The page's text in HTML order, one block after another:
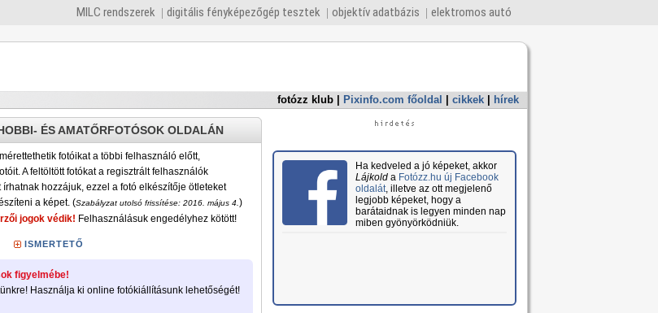
MILC rendszerek digitális fényképezőgép tesztek objektív adatbázis elektromos autó
fotózz klub Pixinfo.com főoldal cikkek hírek
ÉS AMATŐRFOTÓSOK OLDALÁN
fotóikat a többi felhasználó előtt,
A feltöltött fotókat a regisztrált felhasználók
hozzájuk, ezzel a fotó elkészítője ötleteket
a képet. (Szabályzat utolsó frissítése: 2016. május 4. )
jogok védik! Felhasználásuk engedélyhez kötött!
ISMERTETŐ
figyelmébe!
Használja ki online fotókiállításunk lehetőségét!
Ha kedveled a jó képeket, akkor
Lájkolda Fotózz.hu új Facebook
oldalát, illetve az ott megjelenő
legjobb képeket, hogy a
barátaidnak is legyen minden nap
miben gyönyörködniük.